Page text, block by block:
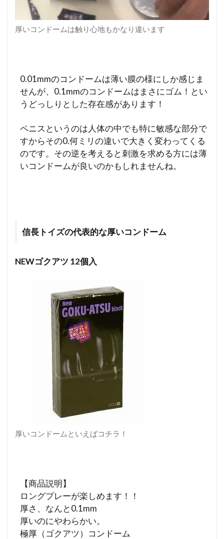
厚いコンドームは触り心地もかなり違います
0.01mmのコンドームは薄い膜の様にしか感じま
せんが、0.1mmのコンドームはまさにゴム！とい
うどっしりとした存在感があります！
ペニスというのは人体の中でも特に敏感な部分で
すからその0.何ミリの違いで大きく変わってくる
のです。その逆を考えると刺激を求める方には薄
いコンドームが良いのかもしれませんね。
信長トイズの代表的な厚いコンドーム
NEWゴクアツ 12個入
厚いコンドームといえばコチラ！
【商品説明】
ロングプレーが楽しめます！！
厚さ、なんと0.1mm
厚いのにやわらかい。
極厚（ゴクアツ）コンドーム